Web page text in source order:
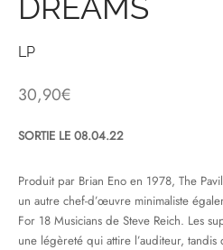
DREAMS
LP
30,90€
SORTIE LE 08.04.22
Produit par Brian Eno en 1978, The
un autre chef-d’œuvre minimaliste
For 18 Musicians de Steve Reich. Les
une légèreté qui attire l’auditeur,
CLASSIQUE